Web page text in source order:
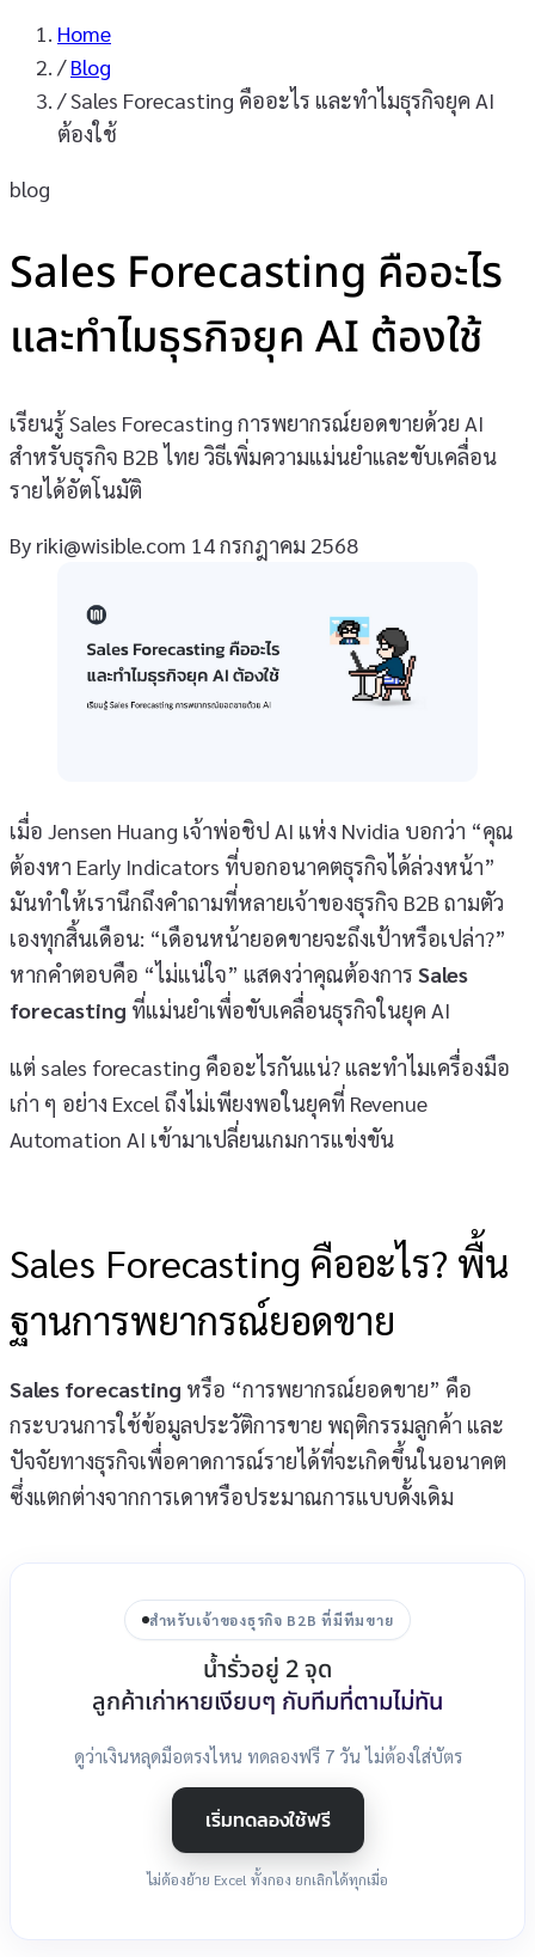
Home
/ Blog
/Sales Forecasting คืออะไร และทำไมธุรกิจยุค AI
ต้องใช้
blog
Sales Forecasting คืออะไร
และทำไมธุรกิจยุค AI ต้องใช้
เรียนรู้ Sales Forecasting การพยากรณ์ยอดขายด้วย AI
สำหรับธุรกิจ B2B ไทย วิธีเพิ่มความแม่นยำและขับเคลื่อน
รายได้อัตโนมัติ
By riki@wisible.com 14 กรกฎาคม 2568
เมื่อ Jensen Huang เจ้าพ่อชิป AI แห่ง Nvidia บอกว่า “คุณ
ต้องหา Early Indicators ที่บอกอนาคตธุรกิจได้ล่วงหน้า”
มันทำให้เรานึกถึงคำถามที่หลายเจ้าของธุรกิจ B2B ถามตัว
เองทุกสิ้นเดือน: “เดือนหน้ายอดขายจะถึงเป้าหรือเปล่า?”
หากคำตอบคือ “ไม่แน่ใจ” แสดงว่าคุณต้องการ Sales
forecasting ที่แม่นยำเพื่อขับเคลื่อนธุรกิจในยุค AI
แต่ sales forecasting คืออะไรกันแน่? และทำไมเครื่องมือ
เก่า ๆ อย่าง Excel ถึงไม่เพียงพอในยุคที่ Revenue
Automation AI เข้ามาเปลี่ยนเกมการแข่งขัน
Sales Forecasting คืออะไร? พื้น
ฐานการพยากรณ์ยอดขาย
Sales forecasting หรือ “การพยากรณ์ยอดขาย” คือ
กระบวนการใช้ข้อมูลประวัติการขาย พฤติกรรมลูกค้า และ
ปัจจัยทางธุรกิจเพื่อคาดการณ์รายได้ที่จะเกิดขึ้นในอนาคต
ซึ่งแตกต่างจากการเดาหรือประมาณการแบบดั้งเดิม
สำหรับเจ้าของธุรกิจ B2B ที่มีทีมขาย
น้ำรั่วอยู่ 2 จุด
ลูกค้าเก่าหายเงียบๆ กับทีมที่ตามไม่ทัน
ดูว่าเงินหลุดมือตรงไหน ทดลองฟรี 7 วัน ไม่ต้องใส่บัตร
เริ่มทดลองใช้ฟรี
ไม่ต้องย้าย Excel ทั้งกอง ยกเลิกได้ทุกเมื่อ